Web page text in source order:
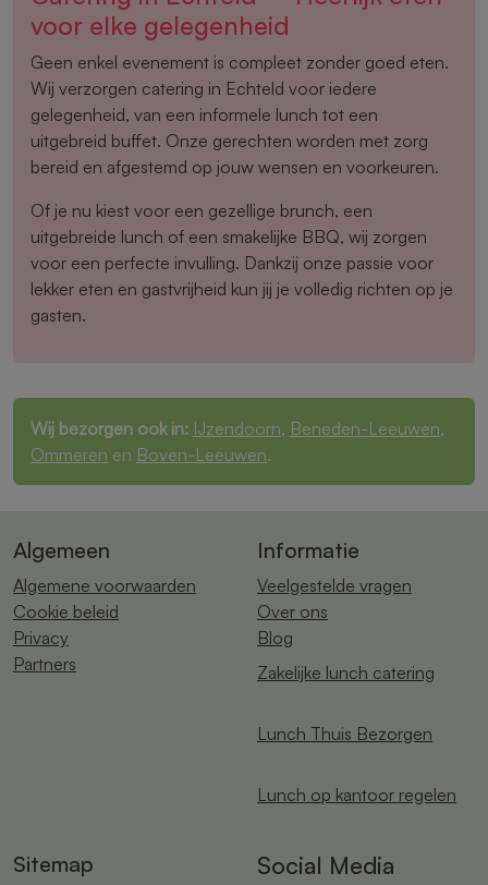
voor elke gelegenheid
Geen enkel evenement is compleet zonder goed eten.
Wij verzorgen catering in Echteld voor iedere
gelegenheid, van een informele lunch tot een
uitgebreid buffet. Onze gerechten worden met zorg
bereid en afgestemd op jouw wensen en voorkeuren.
Of je nu kiest voor een gezellige brunch, een
uitgebreide lunch of een smakelijke BBQ, wij zorgen
voor een perfecte invulling. Dankzij onze passie voor
lekker eten en gastvrijheid kun jij je volledig richten op je
gasten.
Wij bezorgen ook in: IJzendoorn, Beneden-Leeuwen,
Ommeren en Boven-Leeuwen.
Algemeen
Algemene voorwaarden
Cookie beleid
Privacy
Partners
Informatie
Veelgestelde vragen
Over ons
Blog
Zakelijke lunch catering
Lunch Thuis Bezorgen
Lunch op kantoor regelen
Sitemap Social Media